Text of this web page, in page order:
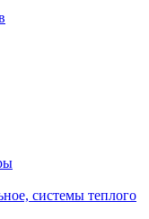
системы теплого